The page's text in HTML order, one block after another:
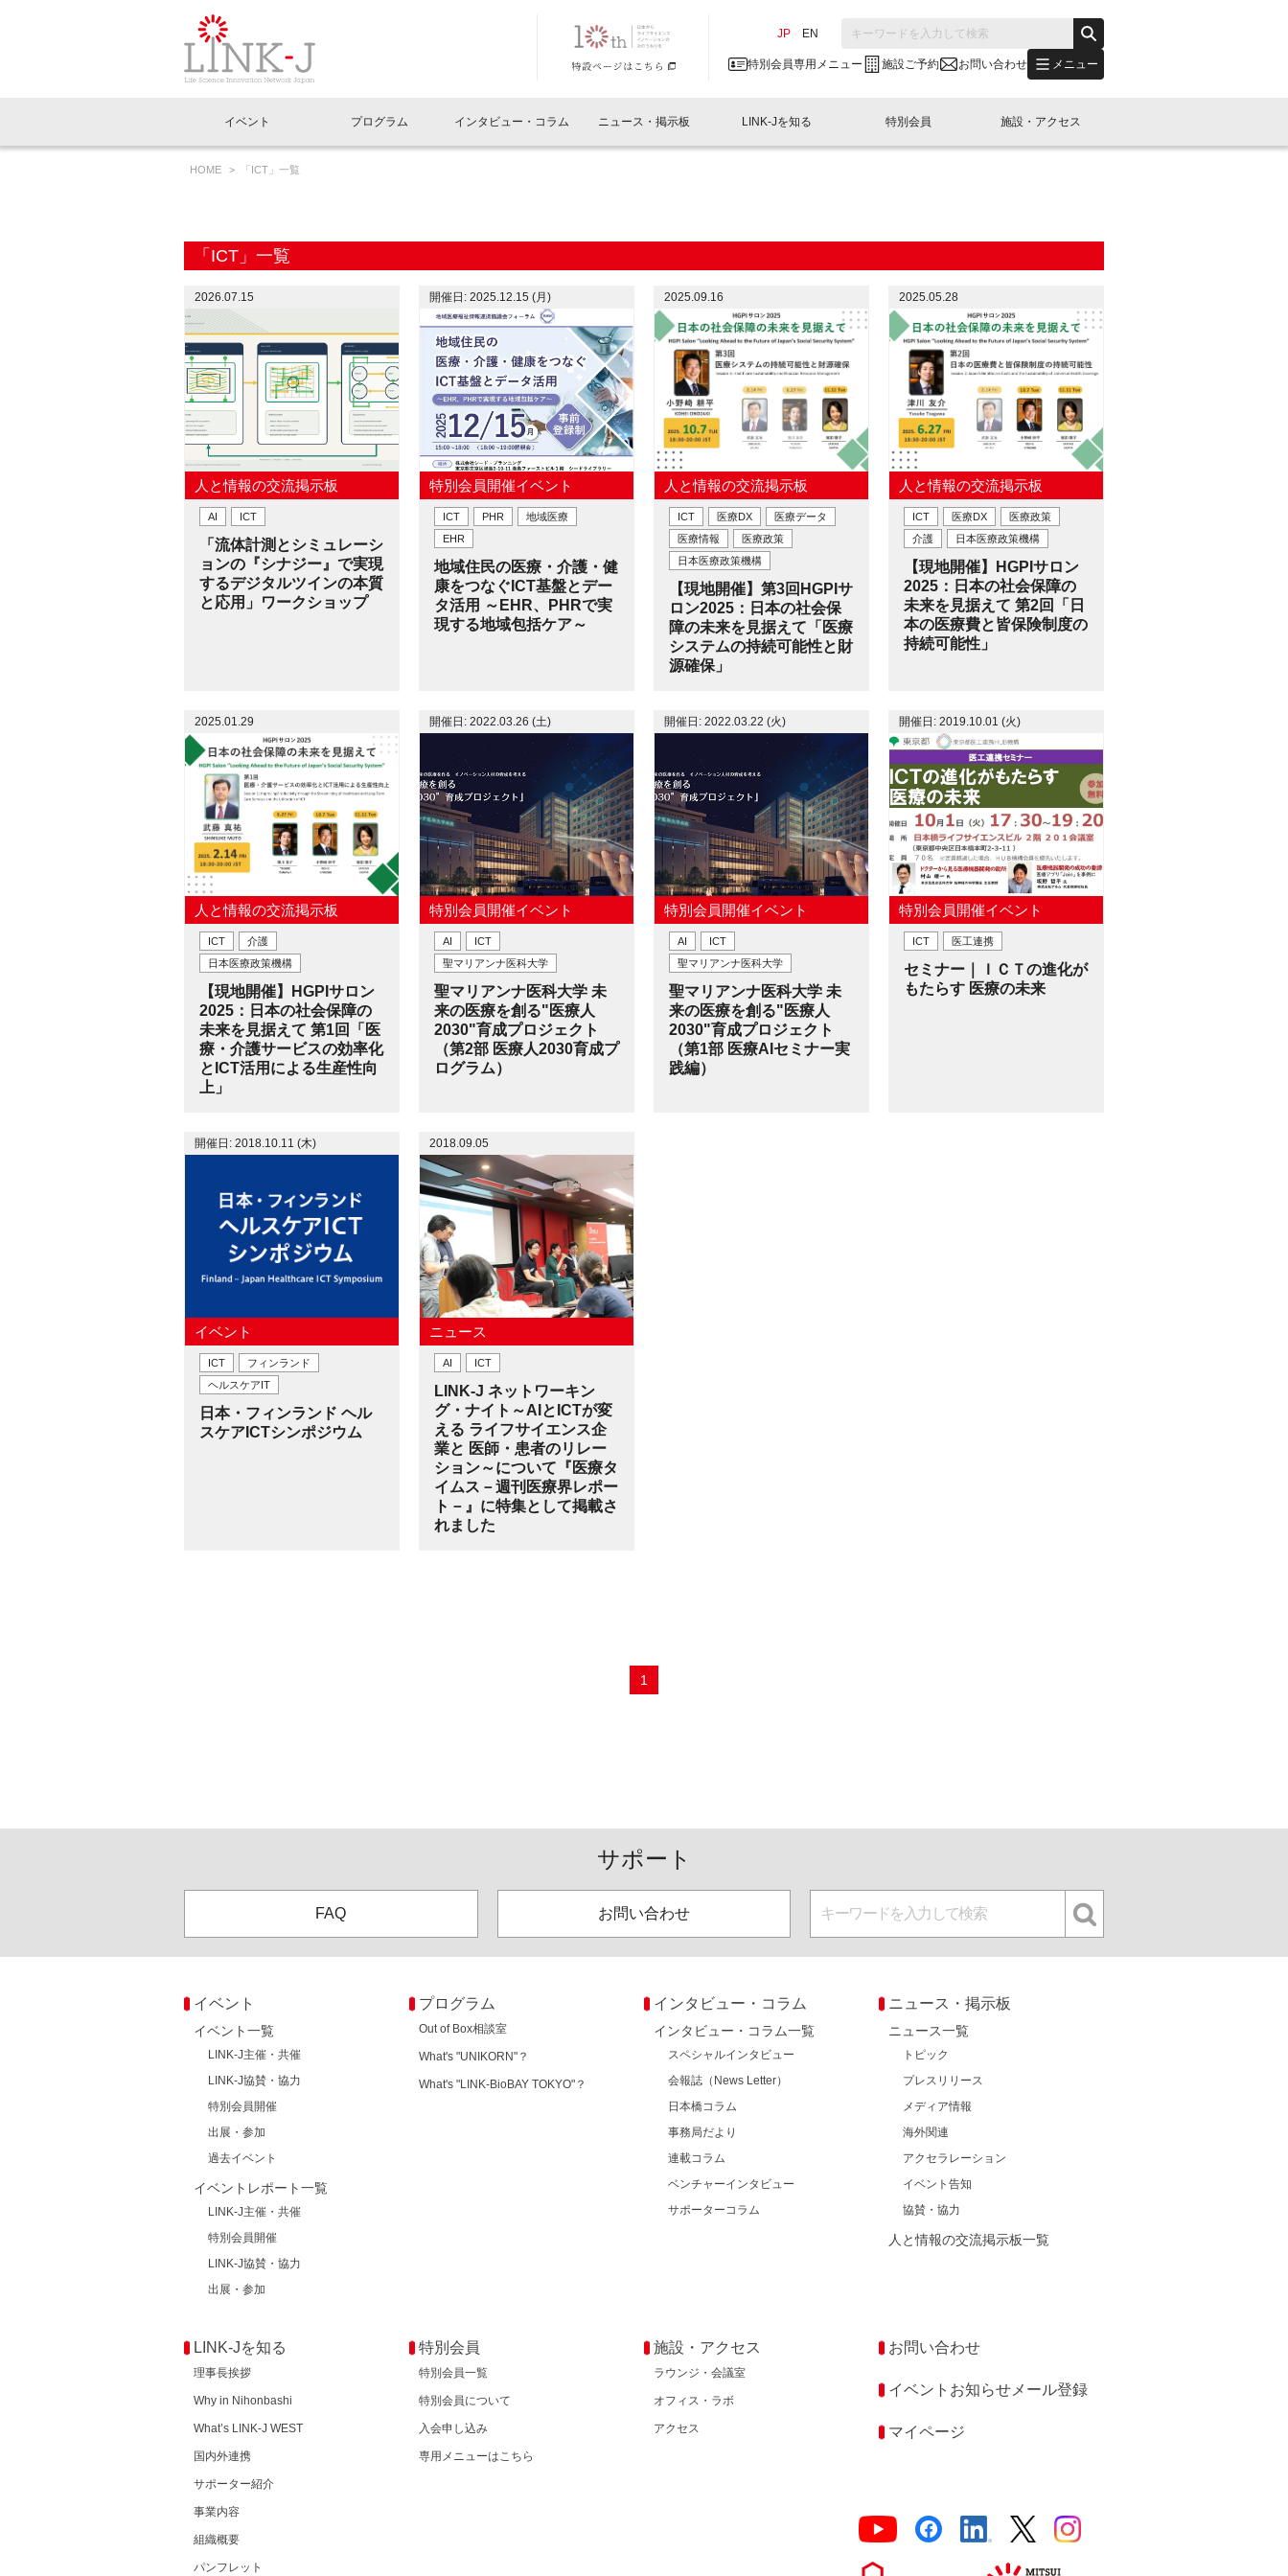
JP EN
特別会員専用メニュー 施設ご予約 お問い合わせ メニュー
イベントお知らせメール登録
イベント
過去イベント マイページ
プログラム インタビュー・コラム
事務局だより
ニュース・掲示板
アクセラレーション イベント告知
協賛・協力 施設
LINK-Jを知る
国内外連携 サポーター紹介 事業内容
特別会員
専用メニューはこちら
施設・アクセス
アクセス
HOME 「ICT」一覧
「ICT」一覧
2026.07.15
人と情報の交流掲示板
AI ICT
「流体計測とシミュレーシ
ョンの『シナジー』で実現
するデジタルツインの本質
と応用」ワークショップ
開催日: 2025.12.15 (月)
特別会員開催イベント
ICT PHR
地域医療
EHR
地域住民の医療・介護・健
康をつなぐICT基盤とデー
タ活用 ～EHR、PHRで実
現する地域包括ケア～
2025.09.16
人と情報の交流掲示板
ICT 医療DX
医療データ
医療情報
医療政策
日本医療政策機構
【現地開催】第3回HGPIサ
ロン2025：日本の社会保
障の未来を見据えて「医療
システムの持続可能性と財
源確保」
2025.05.28
人と情報の交流掲示板
ICT 医療DX
医療政策
介護
日本医療政策機構
【現地開催】HGPIサロン
2025：日本の社会保障の
未来を見据えて 第2回「日
本の医療費と皆保険制度の
持続可能性」
2025.01.29
人と情報の交流掲示板
ICT
介護
日本医療政策機構
【現地開催】HGPIサロン
2025：日本の社会保障の
未来を見据えて 第1回「医
療・介護サービスの効率化
とICT活用による生産性向
上」
開催日: 2022.03.26 (土)
特別会員開催イベント
AI
ICT
聖マリアンナ医科大学
聖マリアンナ医科大学 未
来の医療を創る"医療人
2030"育成プロジェクト
（第2部 医療人2030育成プ
ログラム）
開催日: 2022.03.22 (火)
特別会員開催イベント
AI
ICT
聖マリアンナ医科大学
聖マリアンナ医科大学 未
来の医療を創る"医療人
2030"育成プロジェクト
（第1部 医療AIセミナー実
践編）
開催日: 2019.10.01 (火)
特別会員開催イベント
ICT 医工連携
セミナー｜ＩＣＴの進化が
もたらす 医療の未来
開催日: 2018.10.11 (木)
イベント
ICT
フィンランド
ヘルスケアIT
日本・フィンランド ヘル
スケアICTシンポジウム
2018.09.05
ニュース
AI ICT
LINK-J ネットワーキン
グ・ナイト～AIとICTが変
える ライフサイエンス企
業と 医師・患者のリレー
ション～について『医療タ
イムス－週刊医療界レポー
ト－』に特集として掲載さ
れました
1
サポート
FAQ お問い合わせ
イベント
イベント一覧
LINK-J主催・共催
LINK-J協賛・協力
特別会員開催
出展・参加
過去イベント
イベントレポート一覧
LINK-J主催・共催
特別会員開催
LINK-J協賛・協力
出展・参加
プログラム
Out of Box相談室
What's "UNIKORN"？
What's "LINK-BioBAY TOKYO"？
インタビュー・コラム
インタビュー・コラム一覧
スペシャルインタビュー
会報誌（News Letter）
日本橋コラム
事務局だより
連載コラム
ベンチャーインタビュー
サポーターコラム
ニュース・掲示板
ニュース一覧
トピック
プレスリリース
メディア情報
海外関連
アクセラレーション
イベント告知
協賛・協力
人と情報の交流掲示板一覧
LINK-Jを知る
理事長挨拶
Why in Nihonbashi
What’s LINK-J WEST
国内外連携
サポーター紹介
事業内容
組織概要
パンフレット
特別会員
特別会員一覧
特別会員について
入会申し込み
専用メニューはこちら
施設・アクセス
ラウンジ・会議室
オフィス・ラボ
アクセス
お問い合わせ
イベントお知らせメール登録
マイページ